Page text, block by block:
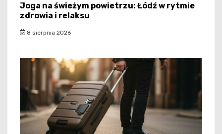
Joga na świeżym powietrzu: Łódź w rytmie
zdrowia i relaksu
8 sierpnia 2026